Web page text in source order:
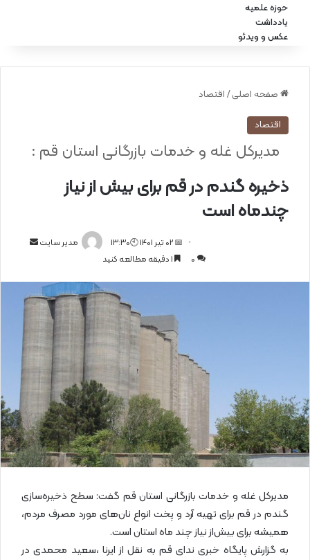
حوزه علمیه
یادداشت
عکس و ویدئو
صفحه اصلی / اقتصاد
اقتصاد
ذخیره گندم در قم برای بیش‌ از نیاز
چندماه است
مدیرکل غله و خدمات بازرگانی استان قم :
مدیر سایت
ا
ل
📅 02 تیر 1401 🕙13:30
0
مدیرکل غله و خدمات بازرگانی استان قم گفت: سطح ذخیره‌سازی
گندم در قم برای تهیه آرد و پخت انواع نان‌های مورد مصرف مردم،
همیشه برای بیش‌از نیاز چند ماه استان است.
به گزارش پایگاه خبری ندای قم به نقل از ایرنا ،سعید محمدی در